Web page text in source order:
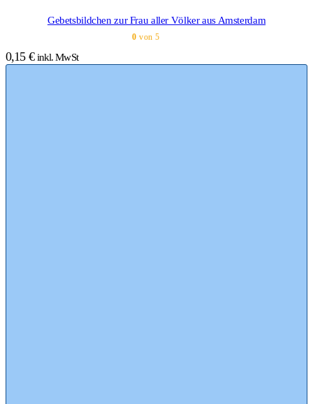
Gebetsbildchen zur Frau aller Völker aus Amsterdam
0 von 5
0,15 € inkl. MwSt